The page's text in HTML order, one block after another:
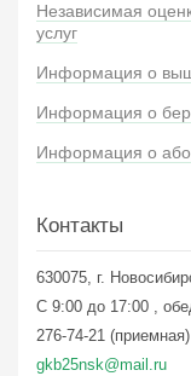
Независимая
услуг
Информация о
Информация о
Информация о
Контакты
630075, г.
С 9:00 до 17:00 ,
276-74-21 (приемная)
gkb25nsk@mail.ru